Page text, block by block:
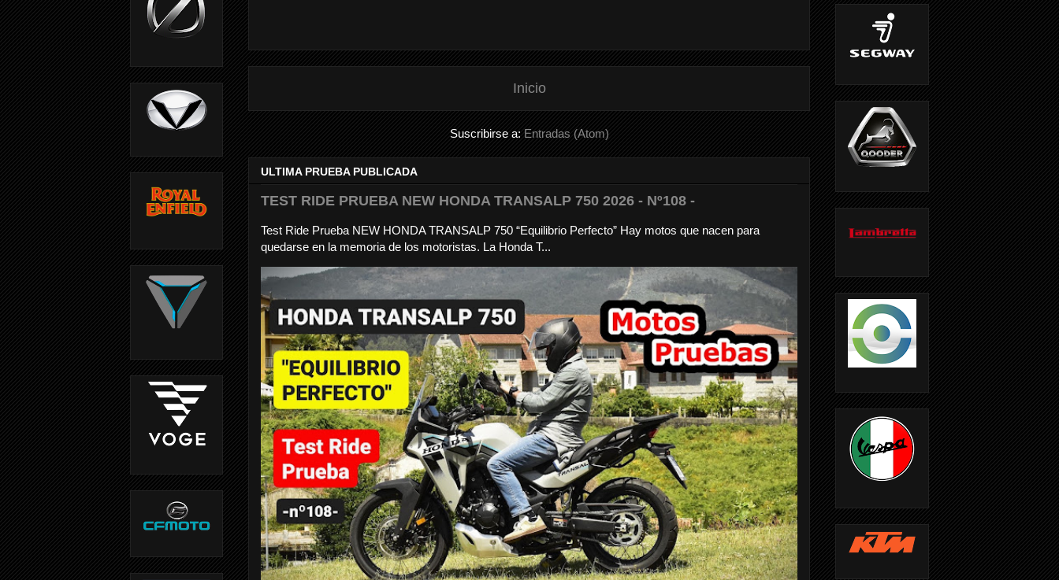
Inicio
Suscribirse a: Entradas (Atom)
ULTIMA PRUEBA PUBLICADA
TEST RIDE PRUEBA NEW HONDA TRANSALP 750 2026 - Nº108 -
Test Ride Prueba NEW HONDA TRANSALP 750 “Equilibrio Perfecto” Hay motos que nacen para
quedarse en la memoria de los motoristas. La Honda T...